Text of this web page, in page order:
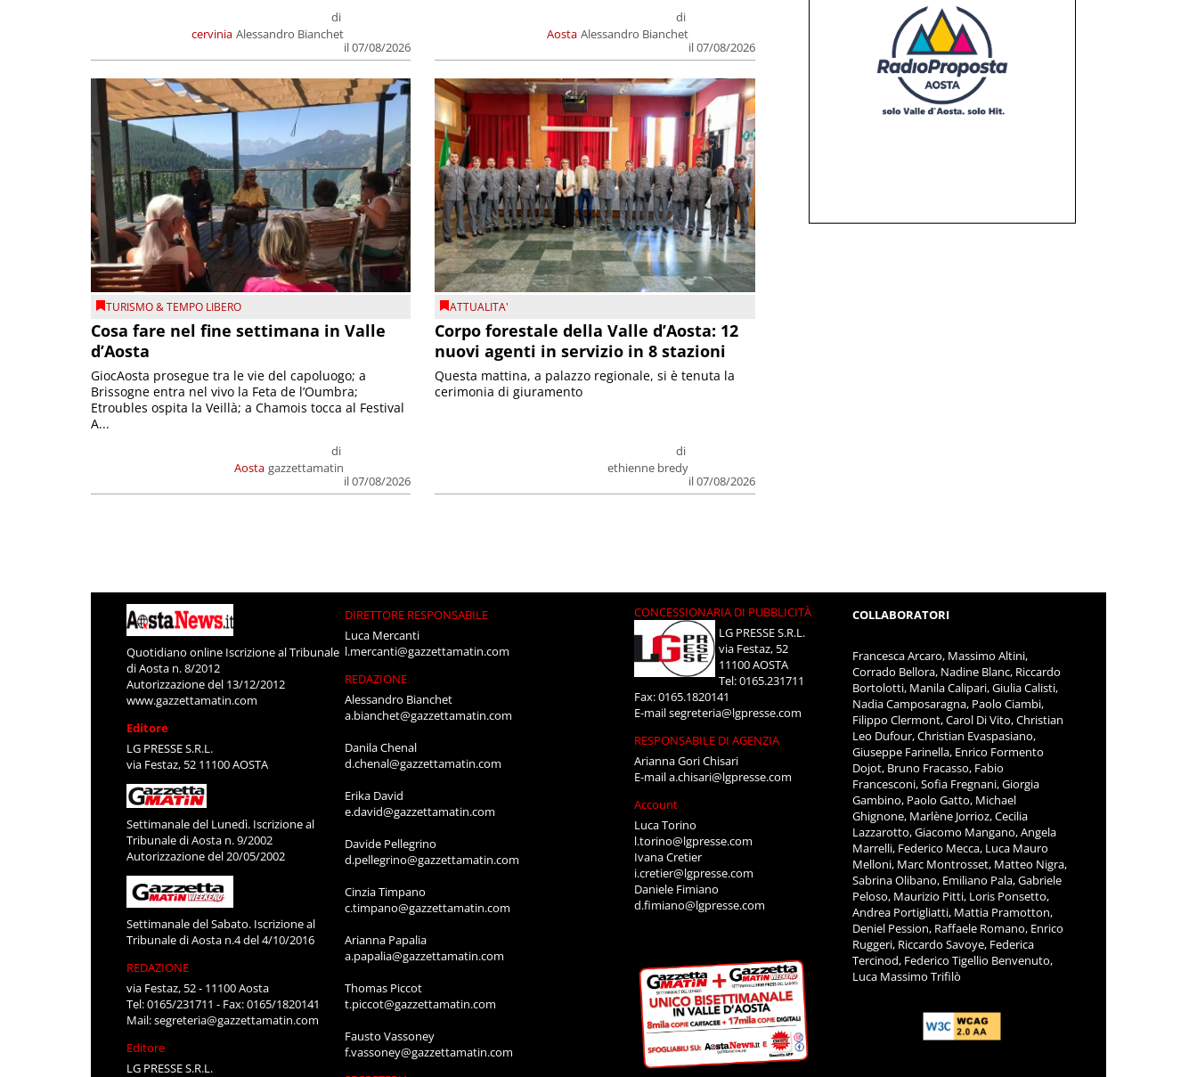
cervinia
di
Alessandro Bianchet
il 07/08/2026
Aosta
di
Alessandro Bianchet
il 07/08/2026
TURISMO & TEMPO LIBERO
Cosa fare nel fine settimana in Valle
d’Aosta
Aosta
di
gazzettamatin
il 07/08/2026
GiocAosta prosegue tra le vie del capoluogo; a
Brissogne entra nel vivo la Feta de l’Oumbra;
Etroubles ospita la Veillà; a Chamois tocca al Festival
A...
ATTUALITA'
Corpo forestale della Valle d’Aosta: 12
nuovi agenti in servizio in 8 stazioni
di
ethienne bredy
il 07/08/2026
Questa mattina, a palazzo regionale, si è tenuta la
cerimonia di giuramento
Quotidiano online Iscrizione al Tribunale
di Aosta n. 8/2012
Autorizzazione del 13/12/2012
www.gazzettamatin.com
Editore
LG PRESSE S.R.L.
via Festaz, 52 11100 AOSTA
Settimanale del Lunedì. Iscrizione al
Tribunale di Aosta n. 9/2002
Autorizzazione del 20/05/2002
Settimanale del Sabato. Iscrizione al
Tribunale di Aosta n.4 del 4/10/2016
REDAZIONE
via Festaz, 52 - 11100 Aosta
Tel: 0165/231711 - Fax: 0165/1820141
Mail:segreteria@gazzettamatin.com
Editore
LG PRESSE S.R.L.
DIRETTORE RESPONSABILE
Luca Mercanti
l.mercanti@gazzettamatin.com
REDAZIONE
Alessandro Bianchet
a.bianchet@gazzettamatin.com
Danila Chenal
d.chenal@gazzettamatin.com
Erika David
e.david@gazzettamatin.com
Davide Pellegrino
d.pellegrino@gazzettamatin.com
Cinzia Timpano
c.timpano@gazzettamatin.com
Arianna Papalia
a.papalia@gazzettamatin.com
Thomas Piccot
t.piccot@gazzettamatin.com
Fausto Vassoney
f.vassoney@gazzettamatin.com
CONCESSIONARIA DI PUBBLICITÀ
LG PRESSE S.R.L.
via Festaz, 52
11100 AOSTA
Tel: 0165.231711
Fax: 0165.1820141
E-mailsegreteria@lgpresse.com
RESPONSABILE DI AGENZIA
Arianna Gori Chisari
E-maila.chisari@lgpresse.com
Account
Luca Torino
l.torino@lgpresse.com
Ivana Cretier
i.cretier@lgpresse.com
Daniele Fimiano
d.fimiano@lgpresse.com
COLLABORATORI
Francesca Arcaro, Massimo Altini,
Corrado Bellora, Nadine Blanc, Riccardo
Bortolotti, Manila Calipari, Giulia Calisti,
Nadia Camposaragna, Paolo Ciambi,
Filippo Clermont, Carol Di Vito, Christian
Leo Dufour, Christian Evaspasiano,
Giuseppe Farinella, Enrico Formento
Dojot, Bruno Fracasso, Fabio
Francesconi, Sofia Fregnani, Giorgia
Gambino, Paolo Gatto, Michael
Ghignone, Marlène Jorrioz, Cecilia
Lazzarotto, Giacomo Mangano, Angela
Marrelli, Federico Mecca, Luca Mauro
Melloni, Marc Montrosset, Matteo Nigra,
Sabrina Olibano, Emiliano Pala, Gabriele
Peloso, Maurizio Pitti, Loris Ponsetto,
Andrea Portigliatti, Mattia Pramotton,
Deniel Pession, Raffaele Romano, Enrico
Ruggeri, Riccardo Savoye, Federica
Tercinod, Federico Tigellio Benvenuto,
Luca Massimo Trifilò